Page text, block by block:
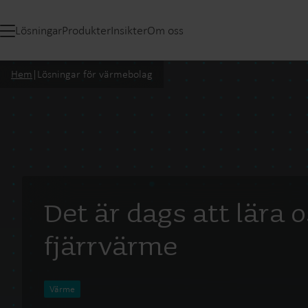
LösningarProdukterInsikterOm oss
Hem | Lösningar för värmebolag
Det är dags att lära
fjärrvärme
Värme